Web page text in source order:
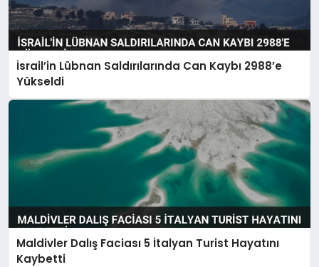
İsrail’in Lübnan Saldırılarında Can Kaybı 2988’e
Yükseldi
Maldivler Dalış Faciası 5 İtalyan Turist Hayatını
Kaybetti